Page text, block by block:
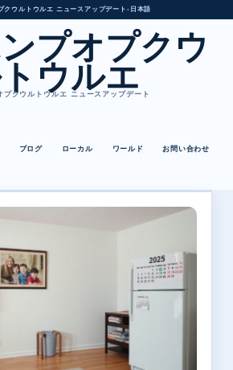
クウルトウルエ ニュースアップデート • 日本語
プオプクウ
ウルエ
プクウルトウルエ ニュースアップデート
ブログ ローカル ワールド お問い合わせ